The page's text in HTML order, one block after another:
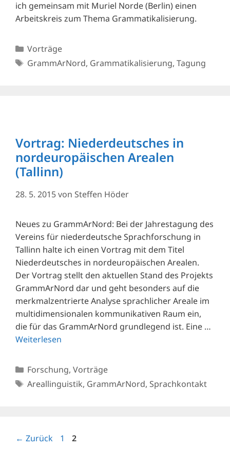
ich gemeinsam mit Muriel Norde (Berlin) einen
Arbeitskreis zum Thema Grammatikalisierung.
Kategorien
Vorträge
Schlagwörter
GrammArNord, Grammatikalisierung, Tagung
Vortrag: Niederdeutsches in
nordeuropäischen Arealen
(Tallinn)
28. 5. 2015von Steffen Höder
Neues zu GrammArNord: Bei der Jahrestagung des
Vereins für niederdeutsche Sprachforschung in
Tallinn halte ich einen Vortrag mit dem Titel
Niederdeutsches in nordeuropäischen Arealen.
Der Vortrag stellt den aktuellen Stand des Projekts
GrammArNord dar und geht besonders auf die
merkmalzentrierte Analyse sprachlicher Areale im
multidimensionalen kommunikativen Raum ein,
die für das GrammArNord grundlegend ist. Eine …
Weiterlesen
Kategorien
Forschung, Vorträge
Schlagwörter
Areallinguistik, GrammArNord, Sprachkontakt
← Zurück Seite
1 Seite
2